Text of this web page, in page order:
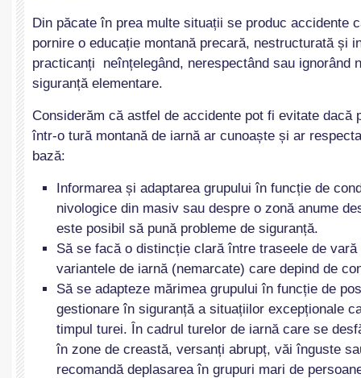
Din păcate în prea multe situații se produc accidente
pornire o educație montană precară, nestructurată și
practicanți neînțelegând, nerespectând sau ignorând
siguranță elementare.
Considerăm că astfel de accidente pot fi evitate dacă
într-o tură montană de iarnă ar cunoaște și ar
bază:
Informarea și adaptarea grupului în funcție de
nivologice din masiv sau despre o zonă anume
este posibil să pună probleme de siguranță.
Să se facă o distincție clară între traseele de
variantele de iarnă (nemarcate) care depind de
Să se adapteze mărimea grupului în funcție de
gestionare în siguranță a situațiilor excepționale
timpul turei. În cadrul turelor de iarnă care se
în zone de creastă, versanți abrupț, văi înguste
recomandă deplasarea în grupuri mari de